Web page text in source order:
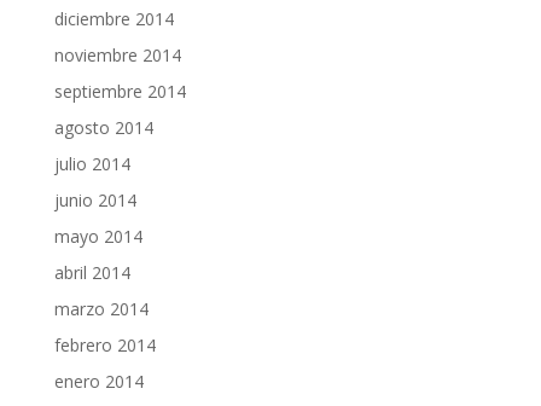
diciembre 2014
noviembre 2014
septiembre 2014
agosto 2014
julio 2014
junio 2014
mayo 2014
abril 2014
marzo 2014
febrero 2014
enero 2014